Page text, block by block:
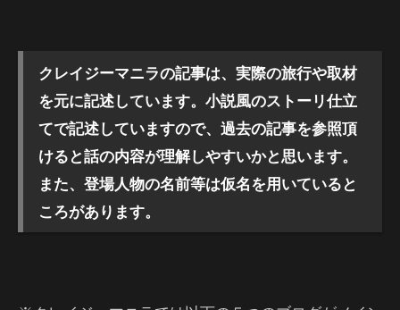
クレイジーマニラの記事は、実際の旅行や取材
を元に記述しています。小説風のストーリ仕立
てで記述していますので、過去の記事を参照頂
けると話の内容が理解しやすいかと思います。
また、登場人物の名前等は仮名を用いていると
ころがあります。